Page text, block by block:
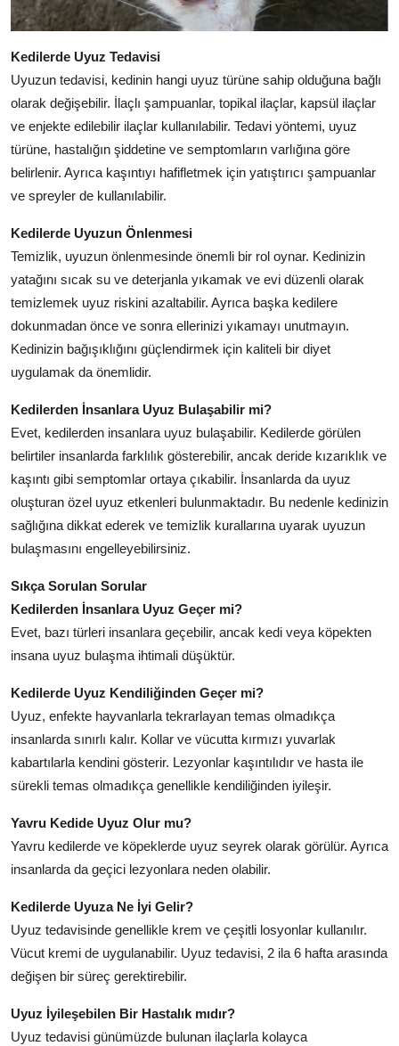
Kedilerde Uyuz Tedavisi
Uyuzun tedavisi, kedinin hangi uyuz türüne sahip olduğuna bağlı
olarak değişebilir. İlaçlı şampuanlar, topikal ilaçlar, kapsül ilaçlar
ve enjekte edilebilir ilaçlar kullanılabilir. Tedavi yöntemi, uyuz
türüne, hastalığın şiddetine ve semptomların varlığına göre
belirlenir. Ayrıca kaşıntıyı hafifletmek için yatıştırıcı şampuanlar
ve spreyler de kullanılabilir.
Kedilerde Uyuzun Önlenmesi
Temizlik, uyuzun önlenmesinde önemli bir rol oynar. Kedinizin
yatağını sıcak su ve deterjanla yıkamak ve evi düzenli olarak
temizlemek uyuz riskini azaltabilir. Ayrıca başka kedilere
dokunmadan önce ve sonra ellerinizi yıkamayı unutmayın.
Kedinizin bağışıklığını güçlendirmek için kaliteli bir diyet
uygulamak da önemlidir.
Kedilerden İnsanlara Uyuz Bulaşabilir mi?
Evet, kedilerden insanlara uyuz bulaşabilir. Kedilerde görülen
belirtiler insanlarda farklılık gösterebilir, ancak deride kızarıklık ve
kaşıntı gibi semptomlar ortaya çıkabilir. İnsanlarda da uyuz
oluşturan özel uyuz etkenleri bulunmaktadır. Bu nedenle kedinizin
sağlığına dikkat ederek ve temizlik kurallarına uyarak uyuzun
bulaşmasını engelleyebilirsiniz.
Sıkça Sorulan Sorular
Kedilerden İnsanlara Uyuz Geçer mi?
Evet, bazı türleri insanlara geçebilir, ancak kedi veya köpekten
insana uyuz bulaşma ihtimali düşüktür.
Kedilerde Uyuz Kendiliğinden Geçer mi?
Uyuz, enfekte hayvanlarla tekrarlayan temas olmadıkça
insanlarda sınırlı kalır. Kollar ve vücutta kırmızı yuvarlak
kabartılarla kendini gösterir. Lezyonlar kaşıntılıdır ve hasta ile
sürekli temas olmadıkça genellikle kendiliğinden iyileşir.
Yavru Kedide Uyuz Olur mu?
Yavru kedilerde ve köpeklerde uyuz seyrek olarak görülür. Ayrıca
insanlarda da geçici lezyonlara neden olabilir.
Kedilerde Uyuza Ne İyi Gelir?
Uyuz tedavisinde genellikle krem ve çeşitli losyonlar kullanılır.
Vücut kremi de uygulanabilir. Uyuz tedavisi, 2 ila 6 hafta arasında
değişen bir süreç gerektirebilir.
Uyuz İyileşebilen Bir Hastalık mıdır?
Uyuz tedavisi günümüzde bulunan ilaçlarla kolayca